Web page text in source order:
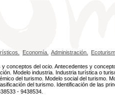
Economía. Administración.
y conceptos del ocio. Antecedentes y
Modelo industria. Industria turística o
del turismo. Modelo social del turismo.
del turismo. Identificación de las
- 9438534.